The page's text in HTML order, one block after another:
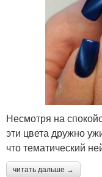
Несмотря на
эти цвета дружно
что тематический
читать дальше →